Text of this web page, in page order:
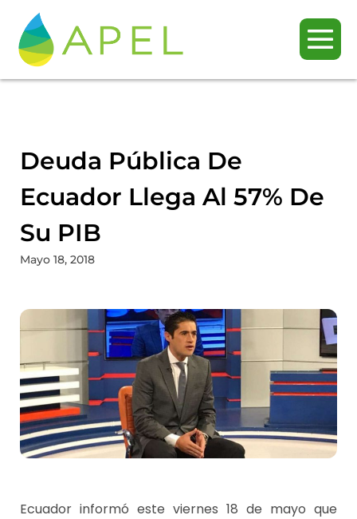
Deuda Pública De
Ecuador Llega Al 57% De
Su PIB
Mayo 18, 2018
Ecuador informó este viernes 18 de mayo que